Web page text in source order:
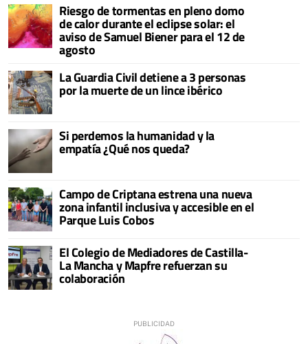
Riesgo de tormentas en pleno domo
de calor durante el eclipse solar: el
aviso de Samuel Biener para el 12 de
agosto
La Guardia Civil detiene a 3 personas
por la muerte de un lince ibérico
Si perdemos la humanidad y la
empatía ¿Qué nos queda?
Campo de Criptana estrena una nueva
zona infantil inclusiva y accesible en el
Parque Luis Cobos
El Colegio de Mediadores de Castilla-
La Mancha y Mapfre refuerzan su
colaboración